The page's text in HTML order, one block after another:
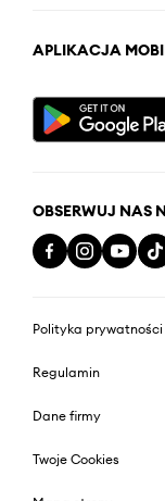
APLIKACJA
OBSERWUJ NAS
Polityka prywatności
Regulamin
Dane firmy
Twoje Cookies